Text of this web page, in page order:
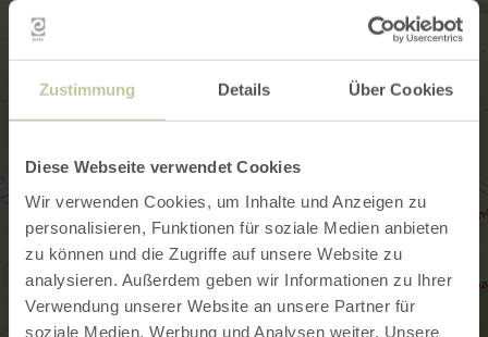
Zustimmung Details Über Cookies
Diese Webseite verwendet Cookies
Wir verwenden Cookies, um Inhalte und Anzeigen zu
personalisieren, Funktionen für soziale Medien anbieten
zu können und die Zugriffe auf unsere Website zu
analysieren. Außerdem geben wir Informationen zu Ihrer
Verwendung unserer Website an unsere Partner für
soziale Medien, Werbung und Analysen weiter. Unsere